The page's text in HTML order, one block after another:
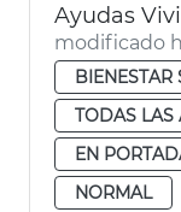
Ayudas
modificado
BIENESTAR
TODAS LAS
EN
NORMAL